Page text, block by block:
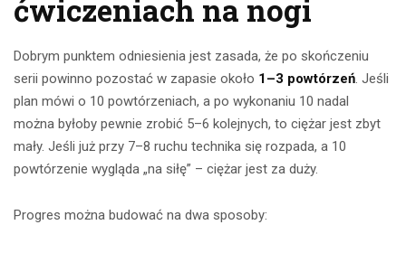
ćwiczeniach na nogi
Dobrym punktem odniesienia jest zasada, że po skończeniu
serii powinno pozostać w zapasie około 1–3 powtórzeń. Jeśli
plan mówi o 10 powtórzeniach, a po wykonaniu 10 nadal
można byłoby pewnie zrobić 5–6 kolejnych, to ciężar jest zbyt
mały. Jeśli już przy 7–8 ruchu technika się rozpada, a 10
powtórzenie wygląda „na siłę” – ciężar jest za duży.
Progres można budować na dwa sposoby: